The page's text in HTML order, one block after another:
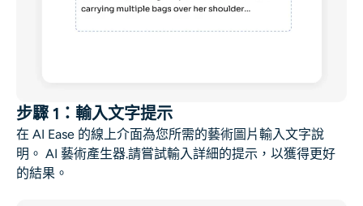
步驟 1：輸入文字提示
在 AI Ease 的線上介面為您所需的藝術圖片輸入文字說
明。 AI 藝術產生器.請嘗試輸入詳細的提示，以獲得更好
的結果。